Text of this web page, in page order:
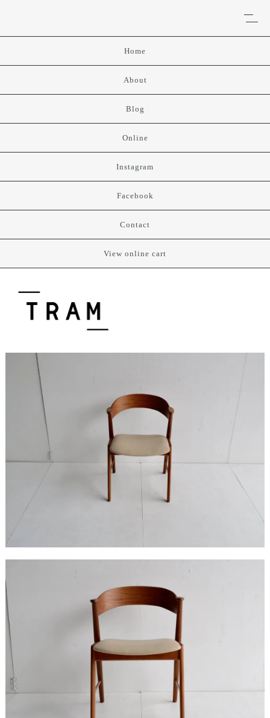
Home
About
Blog
Online
Instagram
Facebook
Contact
View online cart